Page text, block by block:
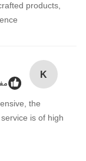
products,
K
the
is of high